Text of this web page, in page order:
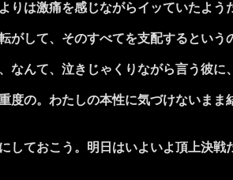
は激痛を感じながらイッていたよう
して、そのすべてを支配するという
んて、泣きじゃくりながら言う彼に
の。わたしの本性に気づけないま
ておこう。明日はいよいよ頂上決